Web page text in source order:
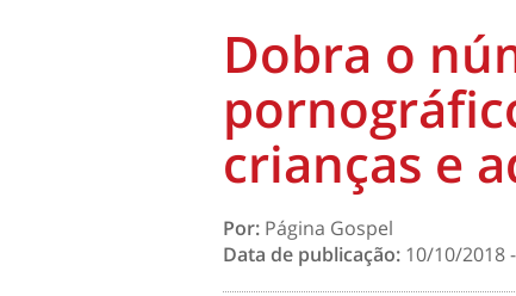
Dobra o
crianças e
Por: Página Gospel
Data de publicação: 10/10/2018